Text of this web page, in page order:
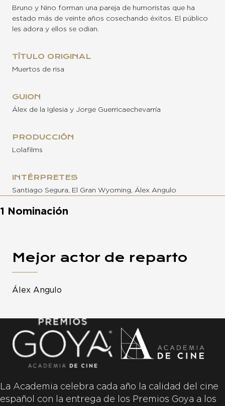
Bruno y Nino forman una pareja de humoristas que ha
estado más de veinte años cosechando éxitos. El público
les adora y ellos se odian.
TÍTULO ORIGINAL
Muertos de risa
GUION
Álex de la Iglesia y Jorge Guerricaechevarría
PRODUCCIÓN
Lolafilms
INTÉRPRETES
Santiago Segura, El Gran Wyoming, Álex Angulo
1 Nominación
Mejor actor de reparto
Álex Angulo
La Academia celebra cada año la calidad del cine
español con la entrega de los Premios Goya a los